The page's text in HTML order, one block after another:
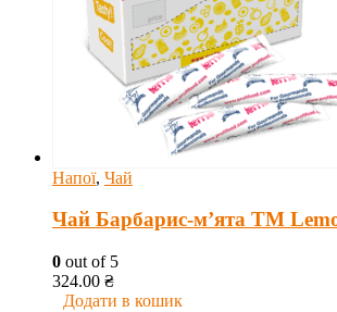
Напої, Чай
Чай Барбарис-м’ята ТМ
0 out of 5
324.00 ₴
Додати в кошик